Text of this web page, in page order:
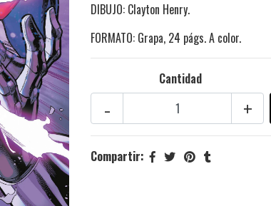
DIBUJO: Clayton Henry.
FORMATO: Grapa, 24 págs. A color.
Cantidad
+
-
Compartir: